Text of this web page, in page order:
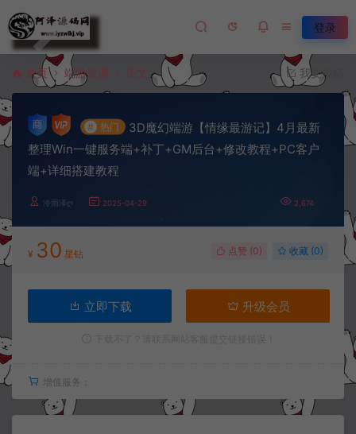
登录
首页 端游资源 正文 我要投稿
# 热门
3D魔幻端游【情缘最游记】4月最新
整理Win一键服务端+补丁+GM后台+修改教程+PC客户
端+详细搭建教程
冷雨泽ღ 2025-04-29 2,674
¥ 30 星钻 点赞 (0) 收藏 (0)
立即下载 升级会员
增值服务：